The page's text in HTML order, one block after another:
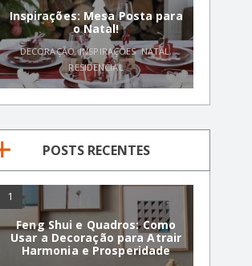
Inspirações: Mesa Posta para
o Natal!
DECORAÇÃO,INSPIRAÇÕES,NATAL,
RESIDENCIAL
POSTS RECENTES
1
Feng Shui e Quadros: Como
Usar a Decoração para Atrair
Harmonia e Prosperidade